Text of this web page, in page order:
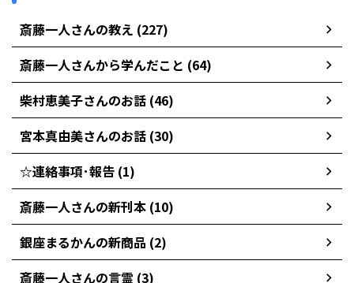
斎藤一人さんの教え (227)
斎藤一人さんから学んだこと (64)
柴村恵美子さんのお話 (46)
宮本真由美さんのお話 (30)
☆連絡事項･報告 (1)
斎藤一人さんの新刊本 (10)
銀座まるかんの新商品 (2)
斎藤一人さんの言霊 (3)